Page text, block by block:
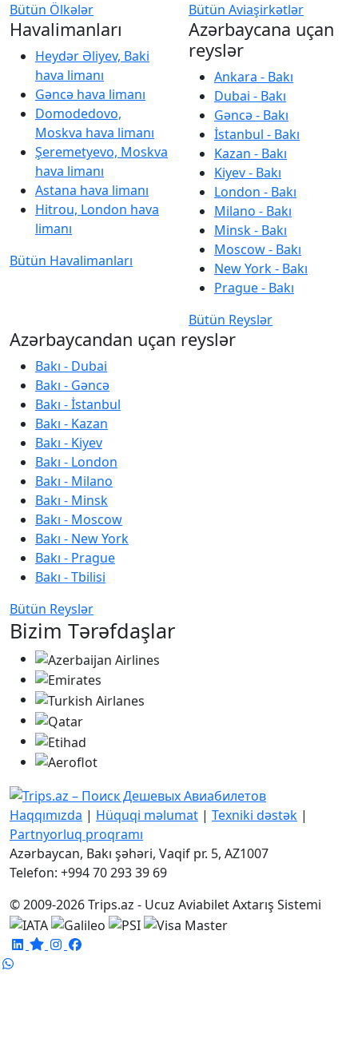
Bütün Ölkələr
Bütün Aviaşirkətlər
Havalimanları
Heydər Əliyev, Baki
hava limanı
Gəncə hava limanı
Domodedovo,
Moskva hava limanı
Şeremetyevo, Moskva
hava limanı
Astana hava limanı
Hitrou, London hava
limanı
Bütün Havalimanları
Azərbaycana uçan
reyslər
Ankara - Bakı
Dubai - Bakı
Gəncə - Bakı
İstanbul - Bakı
Kazan - Bakı
Kiyev - Bakı
London - Bakı
Milano - Bakı
Minsk - Bakı
Moscow - Bakı
New York - Bakı
Prague - Bakı
Bütün Reyslər
Azərbaycandan uçan reyslər
Bakı - Dubai
Bakı - Gəncə
Bakı - İstanbul
Bakı - Kazan
Bakı - Kiyev
Bakı - London
Bakı - Milano
Bakı - Minsk
Bakı - Moscow
Bakı - New York
Bakı - Prague
Bakı - Tbilisi
Bütün Reyslər
Bizim Tərəfdaşlar
Haqqımızda | Hüquqi məlumat | Texniki dəstək |
Partnyorluq proqramı
Azərbaycan, Bakı şəhəri, Vaqif pr. 5, AZ1007
Telefon: +994 70 293 39 69
© 2009-2026 Trips.az - Ucuz Aviabilet Axtarış Sistemi